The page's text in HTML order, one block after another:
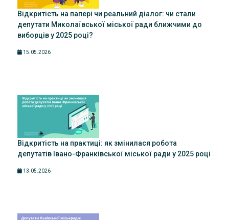
Відкритість на папері чи реальний діалог: чи стали
депутати Миколаївської міської ради ближчими до
виборців у 2025 році?
15.05.2026
Відкритість на практиці: як змінилася робота
депутатів Івано-Франківської міської ради у 2025 році
13.05.2026